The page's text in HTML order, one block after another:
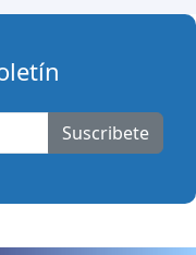
Suscribete